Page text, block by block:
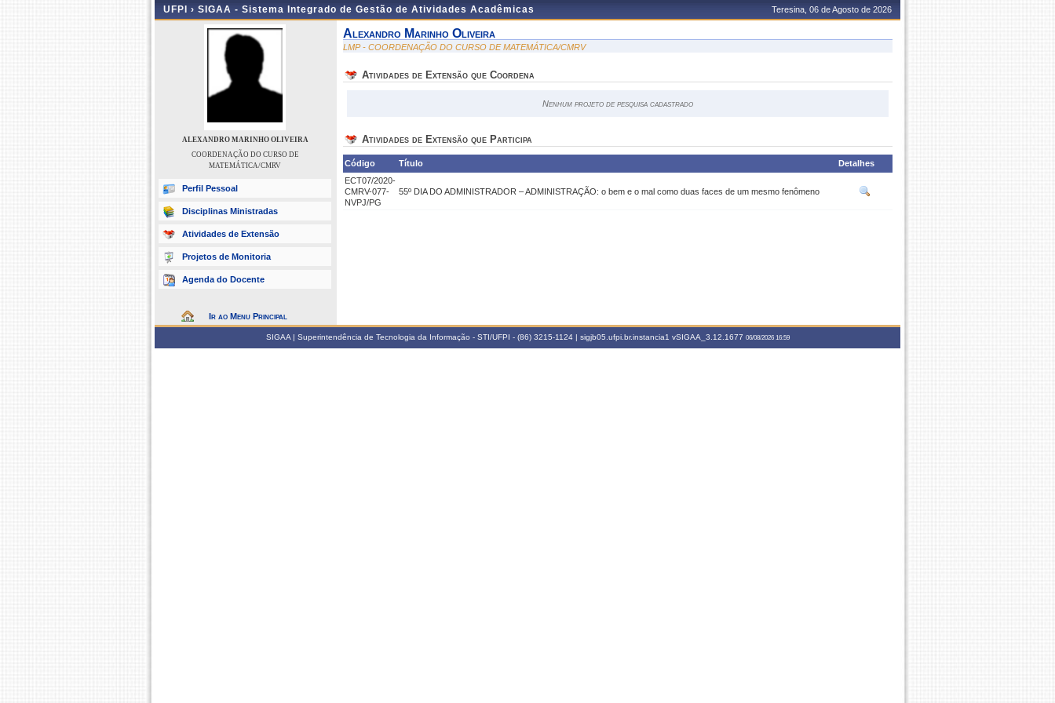
UFPI › SIGAA - Sistema Integrado de Gestão de Atividades Acadêmicas Teresina, 06 de Agosto de 2026
ALEXANDRO MARINHO OLIVEIRA
COORDENAÇÃO DO CURSO DE
MATEMÁTICA/CMRV
Perfil Pessoal
Disciplinas Ministradas
Atividades de Extensão
Projetos de Monitoria
Agenda do Docente
Ir ao Menu Principal
Alexandro Marinho Oliveira
LMP - COORDENAÇÃO DO CURSO DE MATEMÁTICA/CMRV
Atividades de Extensão que Coordena
Nenhum projeto de pesquisa cadastrado
Atividades de Extensão que Participa
Código Título
Detalhes
ECT07/2020-
CMRV-077-
NVPJ/PG
55º DIA DO ADMINISTRADOR – ADMINISTRAÇÃO: o bem e o mal como duas faces de um mesmo fenômeno
SIGAA | Superintendência de Tecnologia da Informação - STI/UFPI - (86) 3215-1124 | sigjb05.ufpi.br.instancia1 vSIGAA_3.12.1677 06/08/2026 16:59